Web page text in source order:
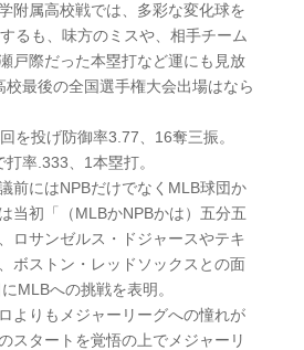
附属高校戦では、多彩な変化球を
るも、味方のミスや、相手チーム
戸際だった本塁打など運にも見放
校最後の全国選手権大会出場はなら
を投げ防御率3.77、16奪三振。
率.333、1本塁打。
前にはNPBだけでなくMLB球団か
当初「（MLBかNPBかは）五分五
ロサンゼルス・ドジャースやテキ
ボストン・レッドソックスとの面
MLBへの挑戦を表明。
よりもメジャーリーグへの憧れが
スタートを覚悟の上でメジャーリ